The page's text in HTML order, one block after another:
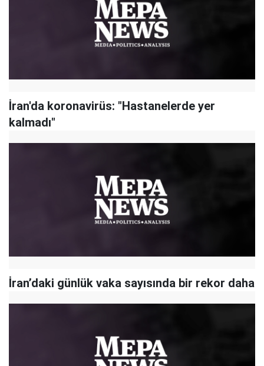
İran'da koronavirüs: "Hastanelerde yer
kalmadı"
İran’daki günlük vaka sayısında bir rekor daha